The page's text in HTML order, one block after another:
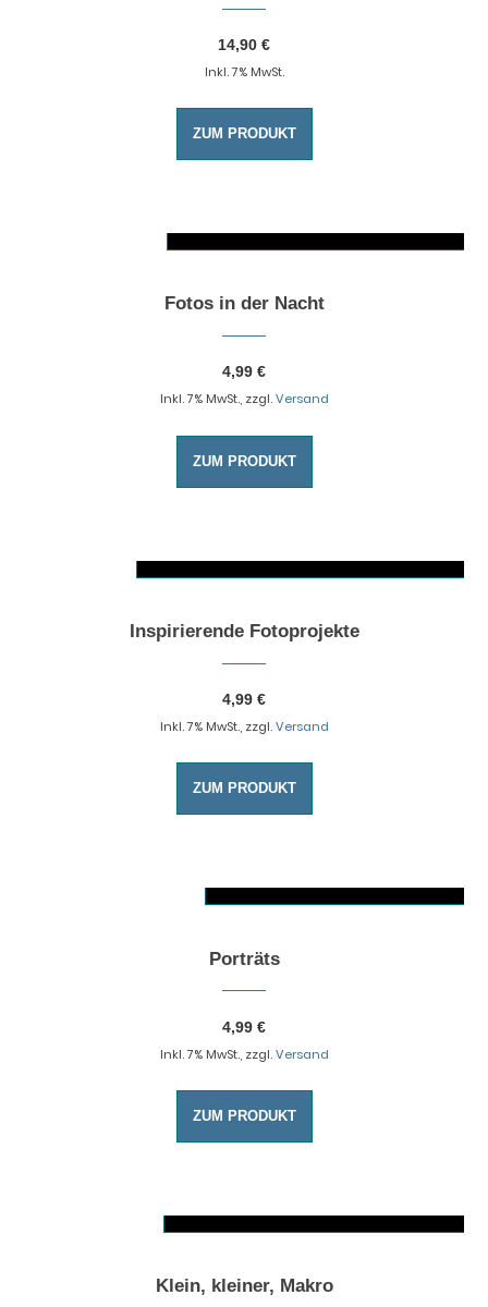
14,90 €
Inkl. 7% MwSt.
ZUM PRODUKT
Dieses Produkt weist mehrere Varianten auf. Die Optionen können auf der Produktseite gewählt werden
Fotos in der Nacht
4,99 €
Inkl. 7% MwSt., zzgl.Versand
ZUM PRODUKT
Dieses Produkt weist mehrere Varianten auf. Die Optionen können auf der Produktseite gewählt werden
Inspirierende Fotoprojekte
4,99 €
Inkl. 7% MwSt., zzgl.Versand
ZUM PRODUKT
Dieses Produkt weist mehrere Varianten auf. Die Optionen können auf der Produktseite gewählt werden
Porträts
4,99 €
Inkl. 7% MwSt., zzgl.Versand
ZUM PRODUKT
Dieses Produkt weist mehrere Varianten auf. Die Optionen können auf der Produktseite gewählt werden
Klein, kleiner, Makro